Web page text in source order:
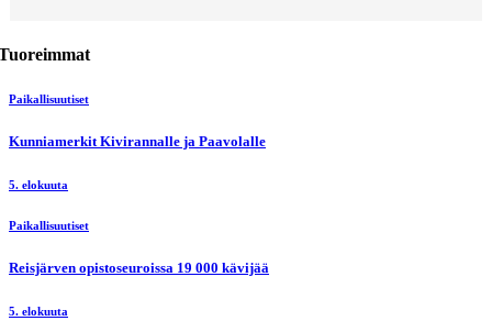
Paikallisuutiset
Kunniamerkit Kivirannalle ja Paavolalle
5. elokuuta
Paikallisuutiset
Reisjärven opistoseuroissa 19 000 kävijää
5. elokuuta